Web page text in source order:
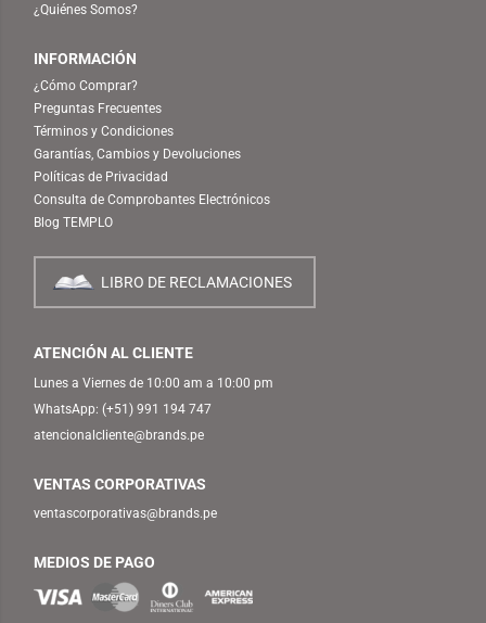
¿Quiénes Somos?
INFORMACIÓN
¿Cómo Comprar?
Preguntas Frecuentes
Términos y Condiciones
Garantías, Cambios y Devoluciones
Políticas de Privacidad
Consulta de Comprobantes Electrónicos
Blog TEMPLO
LIBRO DE RECLAMACIONES
ATENCIÓN AL CLIENTE
Lunes a Viernes de 10:00 am a 10:00 pm
WhatsApp: (+51) 991 194 747
atencionalcliente@brands.pe
VENTAS CORPORATIVAS
ventascorporativas@brands.pe
MEDIOS DE PAGO